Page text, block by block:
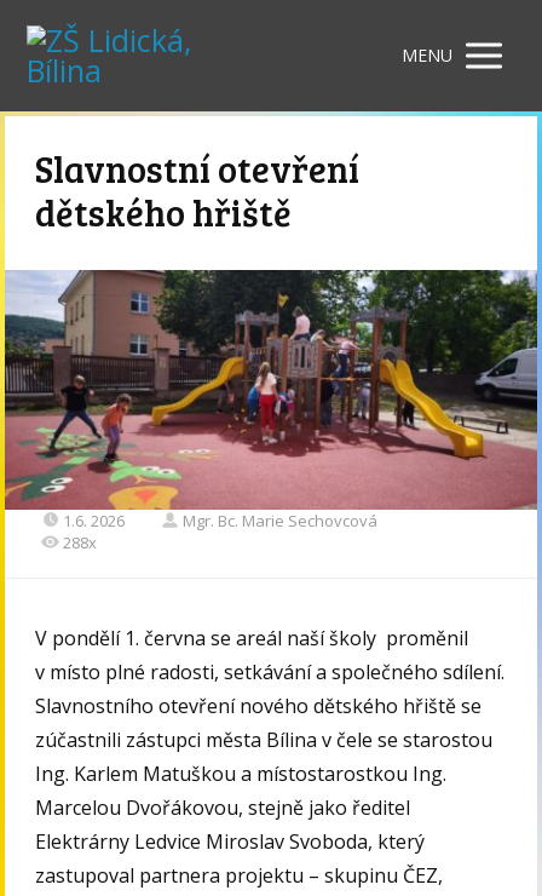
MENU
Slavnostní otevření
dětského hřiště
1.6. 2026
Mgr. Bc. Marie Sechovcová
288x
V pondělí 1. června se areál naší školy proměnil
v místo plné radosti, setkávání a společného sdílení.
Slavnostního otevření nového dětského hřiště se
zúčastnili zástupci města Bílina v čele se starostou
Ing. Karlem Matuškou a místostarostkou Ing.
Marcelou Dvořákovou, stejně jako ředitel
Elektrárny Ledvice Miroslav Svoboda, který
zastupoval partnera projektu – skupinu ČEZ,